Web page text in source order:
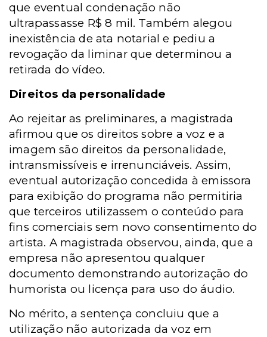
que eventual condenação não
ultrapassasse R$ 8 mil. Também alegou
inexistência de ata notarial e pediu a
revogação da liminar que determinou a
retirada do vídeo.
Direitos da personalidade
Ao rejeitar as preliminares, a magistrada
afirmou que os direitos sobre a voz e a
imagem são direitos da personalidade,
intransmissíveis e irrenunciáveis. Assim,
eventual autorização concedida à emissora
para exibição do programa não permitiria
que terceiros utilizassem o conteúdo para
fins comerciais sem novo consentimento do
artista. A magistrada observou, ainda, que a
empresa não apresentou qualquer
documento demonstrando autorização do
humorista ou licença para uso do áudio.
No mérito, a sentença concluiu que a
utilização não autorizada da voz em